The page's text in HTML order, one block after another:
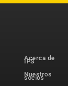
Acerca de
IPS
Nuestros
socios